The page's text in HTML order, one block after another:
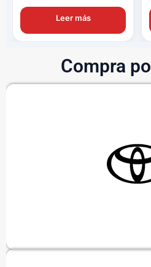
Leer más
Compra